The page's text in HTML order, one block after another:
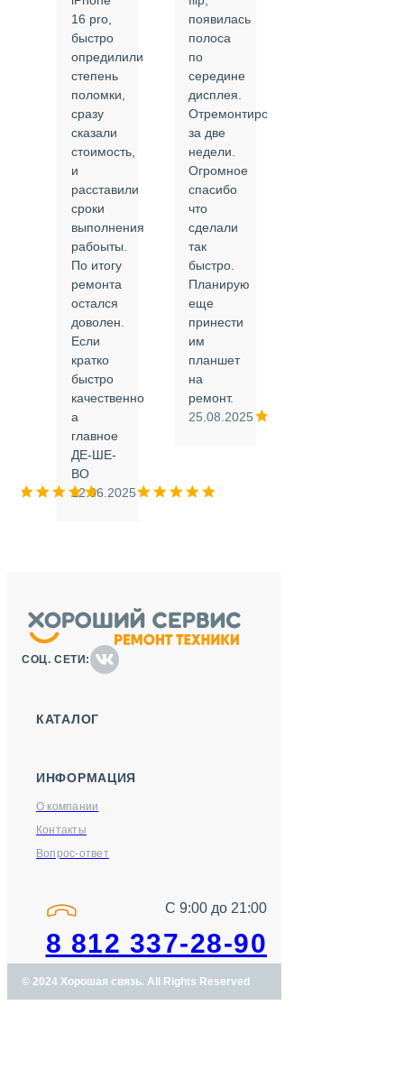
16 pro,
быстро
опредилили
степень
поломки,
сразу
сказали
стоимость,
и
расставили
сроки
выполнения
рабоыты.
По итогу
ремонта
остался
доволен.
Если
кратко
быстро
качественно
а
главное
ДЕ-ШЕ-
ВО
12.06.2025
появилась
полоса
по
середине
дисплея.
Отремонтировали
за две
недели.
Огромное
спасибо
что
сделали
так
быстро.
Планирую
еще
принести
им
планшет
на
ремонт.
25.08.2025
СОЦ. СЕТИ:
КАТАЛОГ
ИНФОРМАЦИЯ
О компании
Контакты
Вопрос-ответ
С 9:00 до 21:00
8 812 337-28-90
© 2024 Хорошая связь. All Rights Reserved